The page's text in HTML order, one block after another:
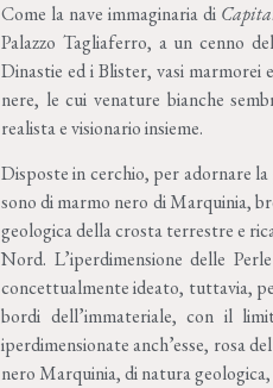
Come la nave immaginaria di
Palazzo Tagliaferro, a un cenno
Dinastie ed i Blister, vasi marmorei
nere, le cui venature bianche
realista e visionario insieme.
Disposte in cerchio, per adornare
sono di marmo nero di Marquinia,
geologica della crosta terrestre e
Nord. L’iperdimensione delle
concettualmente ideato, tuttavia,
bordi dell’immateriale, con il
iperdimensionate anch’esse, rosa
nero Marquinia, di natura